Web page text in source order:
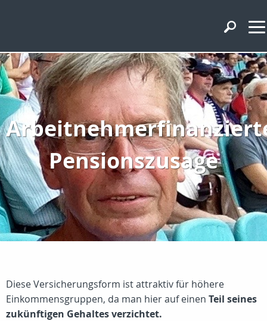
Pensionszusage
Diese Versicherungsform ist attraktiv für höhere
Einkommensgruppen, da man hier auf einen Teil seines
zukünftigen Gehaltes verzichtet.